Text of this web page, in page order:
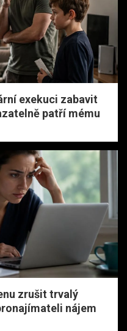
exekuci zabavit
patří mému
zrušit trvalý
nájem